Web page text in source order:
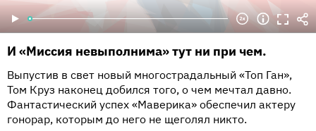
И «Миссия невыполнима» тут ни при чем.
Выпустив в свет новый многострадальный «Топ Ган»,
Том Круз наконец добился того, о чем мечтал давно.
Фантастический успех «Маверика» обеспечил актеру
гонорар, которым до него не щеголял никто.